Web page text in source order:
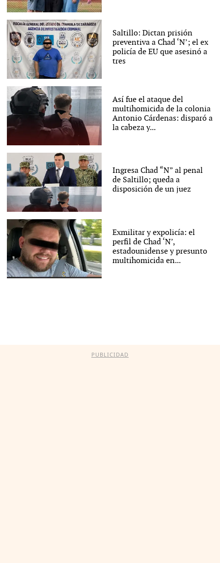
Saltillo: Dictan prisión
preventiva a Chad ‘N’; el ex
policía de EU que asesinó a
tres
Así fue el ataque del
multihomicida de la colonia
Antonio Cárdenas: disparó a
la cabeza y...
Ingresa Chad “N” al penal
de Saltillo; queda a
disposición de un juez
Exmilitar y expolicía: el
perfil de Chad ‘N’,
estadounidense y presunto
multihomicida en...
PUBLICIDAD